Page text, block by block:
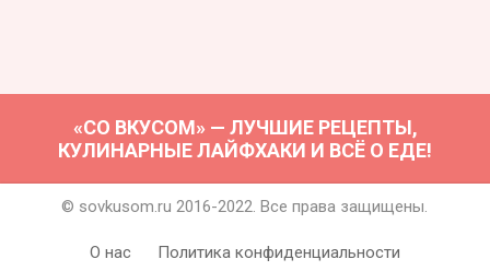
«СО ВКУСОМ» — ЛУЧШИЕ РЕЦЕПТЫ,
КУЛИНАРНЫЕ ЛАЙФХАКИ И ВСЁ О ЕДЕ!
© sovkusom.ru 2016-2022. Все права защищены.
О нас Политика конфиденциальности